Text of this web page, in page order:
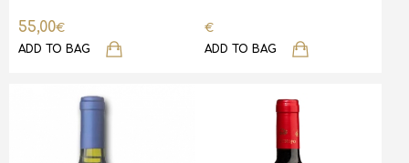
55,00€
ADD TO BAG
€
ADD TO BAG